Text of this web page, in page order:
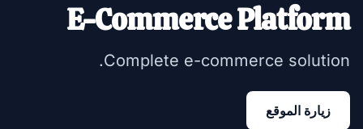
E-Commerce Platform
Complete e-commerce solution.
زيارة الموقع